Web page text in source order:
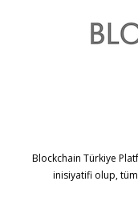
Blockchain Türkiye
inisiyatifi olup,